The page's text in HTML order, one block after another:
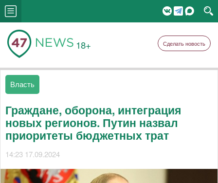
18+ Сделать новость
Власть
Граждане, оборона, интеграция
новых регионов. Путин назвал
приоритеты бюджетных трат
14:23 17.09.2024